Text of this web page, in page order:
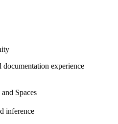
documentation experience
Spaces
inference